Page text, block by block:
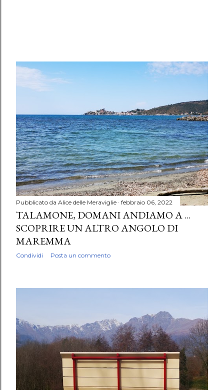
Pubblicato da Alice delle Meraviglie febbraio 06, 2022
TALAMONE, DOMANI ANDIAMO A ...
SCOPRIRE UN ALTRO ANGOLO DI
MAREMMA
Condividi Posta un commento